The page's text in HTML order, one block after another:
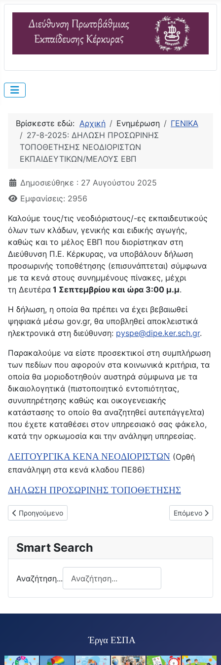
Βρίσκεστε εδώ: Αρχική Ενημέρωση
ΓΕΝΙΚΑ
27-8-2025: ΔΗΛΩΣΗ ΠΡΟΣΩΡΙΝΗΣ
ΤΟΠΟΘΕΤΗΣΗΣ ΝΕΟΔΙΟΡΙΣΤΩΝ
ΕΚΠΑΙΔΕΥΤΙΚΩΝ/ΜΕΛΟΥΣ ΕΒΠ
Λεπτομέρειες
Δημοσιεύθηκε : 27 Αυγούστου 2025
Εμφανίσεις: 2956
Καλούμε τους/τις νεοδιόριστους/-ες εκπαιδευτικούς
όλων των κλάδων, γενικής και ειδικής αγωγής,
καθώς και το μέλος ΕΒΠ που διορίστηκαν στη
Διεύθυνση Π.Ε. Κέρκυρας, να υποβάλουν δήλωση
προσωρινής τοποθέτησης (επισυνάπτεται) σύμφωνα
με τα κενά στους συνημμένους πίνακες, μέχρι
τη Δευτέρα 1 Σεπτεμβρίου και ώρα 3:00 μ.μ.
Η δήλωση, η οποία θα πρέπει να έχει βεβαιωθεί
ψηφιακά μέσω gov.gr, θα υποβληθεί αποκλειστικά
ηλεκτρονικά στη διεύθυνση: pyspe@dipe.ker.sch.gr.
Παρακαλούμε να είστε προσεκτικοί στη συμπλήρωση
των πεδίων που αφορούν στα κοινωνικά κριτήρια, τα
οποία θα μοριοδοτηθούν αυστηρά σύμφωνα με τα
δικαιολογητικά (πιστοποιητικό εντοπιότητας,
συνυπηρέτησης καθώς και οικογενειακής
κατάστασης το οποίο θα αναζητηθεί αυτεπάγγελτα)
που έχετε καταθέσει στον υπηρεσιακό σας φάκελο,
κατά την ορκωμοσία και την ανάληψη υπηρεσίας.
ΛΕΙΤΟΥΡΓΙΚΑ ΚΕΝΑ ΝΕΟΔΙΟΡΙΣΤΩΝ (Ορθή
επανάληψη στα κενά κλαδου ΠΕ86)
ΔΗΛΩΣΗ ΠΡΟΣΩΡΙΝΗΣ ΤΟΠΟΘΕΤΗΣΗΣ
Προηγούμενο άρθρο: 28-8-2025: Πρόσκληση
Προηγούμενο Επόμενο
Επόμενο
Smart Search
Αναζήτηση...
Έργα ΕΣΠΑ